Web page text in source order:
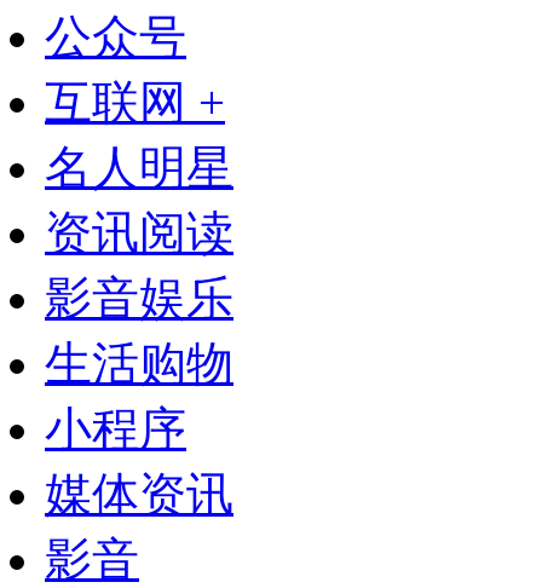
公众号
互联网 +
名人明星
资讯阅读
影音娱乐
生活购物
小程序
媒体资讯
影音